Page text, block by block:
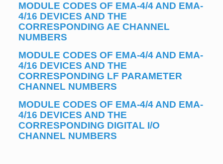
MODULE CODES OF EMA-4/4 AND EMA-
4/16 DEVICES AND THE
CORRESPONDING AE CHANNEL
NUMBERS
MODULE CODES OF EMA-4/4 AND EMA-
4/16 DEVICES AND THE
CORRESPONDING LF PARAMETER
CHANNEL NUMBERS
MODULE CODES OF EMA-4/4 AND EMA-
4/16 DEVICES AND THE
CORRESPONDING DIGITAL I/O
CHANNEL NUMBERS